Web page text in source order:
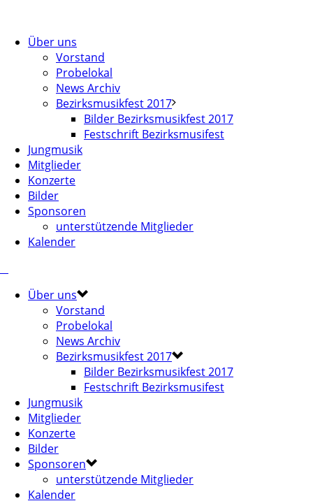
Über uns
Vorstand
Probelokal
News Archiv
Bezirksmusikfest 2017
Bilder Bezirksmusikfest 2017
Festschrift Bezirksmusifest
Jungmusik
Mitglieder
Konzerte
Bilder
Sponsoren
unterstützende Mitglieder
Kalender
Über uns
Vorstand
Probelokal
News Archiv
Bezirksmusikfest 2017
Bilder Bezirksmusikfest 2017
Festschrift Bezirksmusifest
Jungmusik
Mitglieder
Konzerte
Bilder
Sponsoren
unterstützende Mitglieder
Kalender